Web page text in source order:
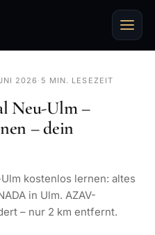
2026 · 5 MIN. LESEZEIT
Neu-Ulm –
– dein
kostenlos lernen: altes
in Ulm. AZAV-
– nur 2 km entfernt.